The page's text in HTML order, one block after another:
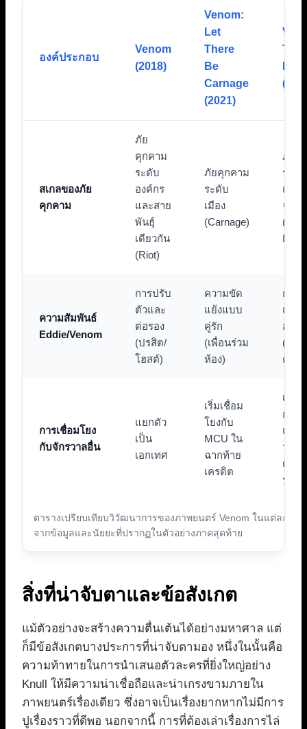
ตารางเปรียบเทียบวิวัฒนาการของภาพยนตร์ Venom ในแต่ละภาค
จากข้อมูลและนัยยะที่ปรากฏในตัวอย่างภาคสุดท้าย
องค์ประกอบ
Venom
(2018)
Venom:
Let
There
Be
Carnage
(2021)
The
สเกลของภัย
คุกคาม
ภัย
คุกคาม
ระดับ
องค์กร
และสาย
พันธุ์
เดียวกัน
(Riot)
ภัยคุกคาม
ระดับ
เมือง
(Carnage)
ภัยคุ
ระดั
และ
จักร
ความสัมพันธ์
Eddie/Venom
การปรับ
ตัวและ
ต่อรอง
(ปรสิต/
โฮสต์)
ความขัด
แย้งแบบ
คู่รัก
(เพื่อนร่วม
ห้อง)
การ
และ
สละ
(ครอ
คู่หู)
การเชื่อมโยง
กับจักรวาลอื่น
แยกตัว
เป็น
เอกเทศ
เริ่มเชื่อม
โยงกับ
MCU ใน
ฉากท้าย
เครดิต
เชื่อ
กับ
และ
วาล
ตอย่
รูปแ
สิ่งที่น่าจับตาและข้อสังเกต
แม้ตัวอย่างจะสร้างความตื่นเต้นได้อย่างมหาศาล แต่
ก็มีข้อสังเกตบางประการที่น่าจับตามอง หนึ่งในนั้นคือ
ความท้าทายในการนำเสนอตัวละครที่ยิ่งใหญ่อย่าง
Knull ให้มีความน่าเชื่อถือและน่าเกรงขามภายใน
ภาพยนตร์เรื่องเดียว ซึ่งอาจเป็นเรื่องยากหากไม่มีการ
ปูเรื่องราวที่ดีพอ นอกจากนี้ การที่ต้องเล่าเรื่องการไล่